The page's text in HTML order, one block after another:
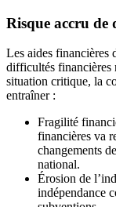
Risque accru de
Les aides financières
difficultés financières
situation critique, la
entraîner :
Fragilité
financières va
changements
national.
Érosion de
indépendance